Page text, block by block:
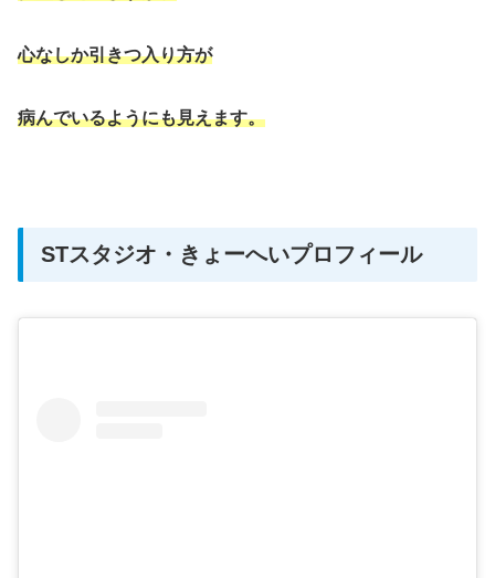
心なしか引きつ入り方が
病んでいるようにも見えます。
STスタジオ・きょーへいプロフィール